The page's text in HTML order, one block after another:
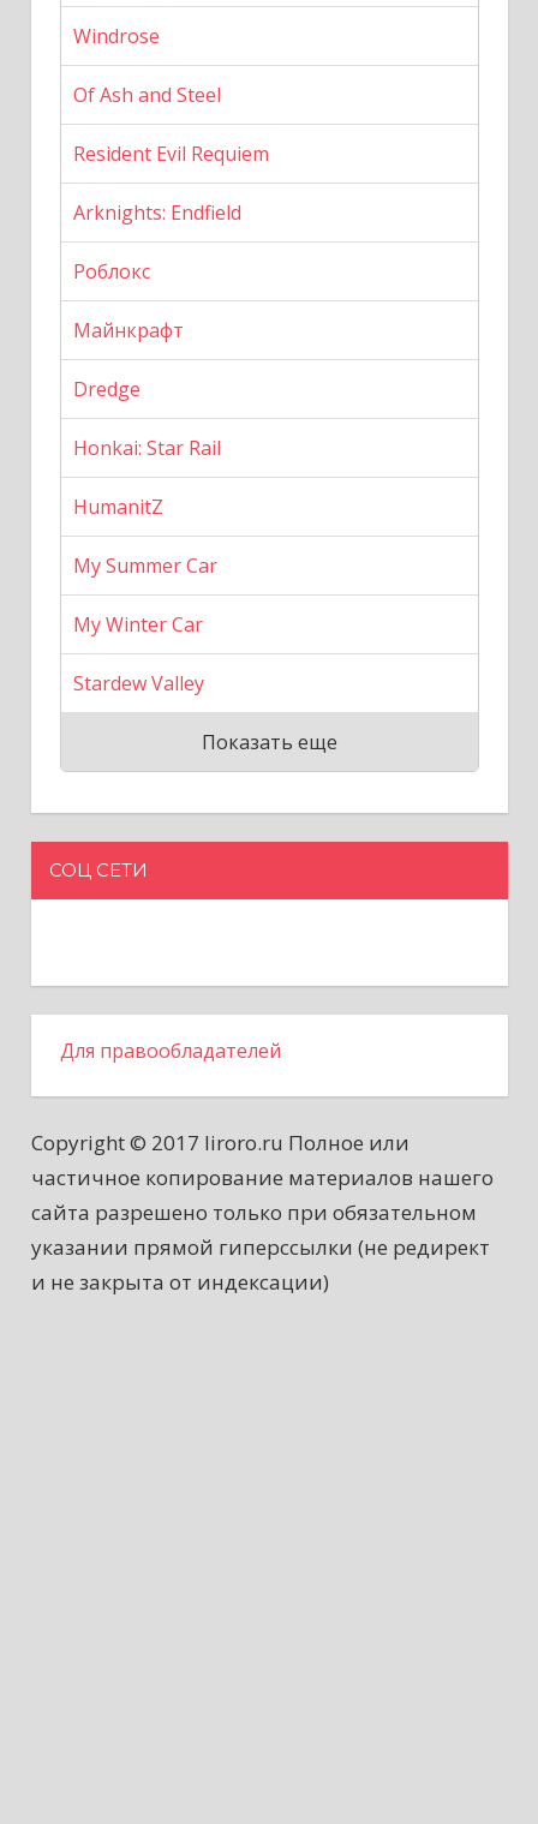
Windrose
Of Ash and Steel
Resident Evil Requiem
Arknights: Endfield
Роблокс
Майнкрафт
Dredge
Honkai: Star Rail
HumanitZ
My Summer Car
My Winter Car
Stardew Valley
Показать еще
СОЦ СЕТИ
Для правообладателей
Copyright © 2017 liroro.ru Полное или
частичное копирование материалов нашего
сайта разрешено только при обязательном
указании прямой гиперссылки (не редирект
и не закрыта от индексации)